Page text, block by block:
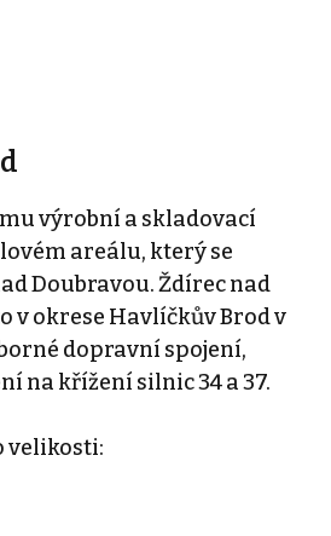
výrobní a skladovací
areálu, který se
Doubravou. Ždírec nad
v okrese Havlíčkův Brod v
dopravní spojení,
na křížení silnic 34 a 37.
velikosti: